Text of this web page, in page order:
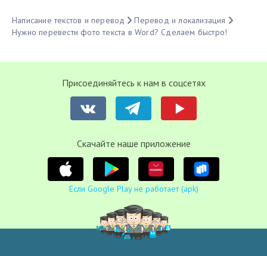
Написание текстов и перевод
Перевод и локализация
Нужно перевести фото текста в Word? Сделаем быстро!
Присоединяйтесь к нам в соцсетях
Cкачайте наше приложение
Если Google Play не работает (apk)